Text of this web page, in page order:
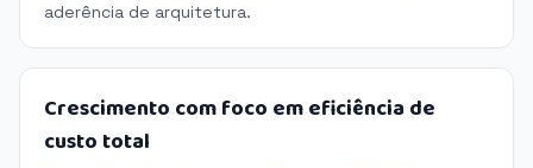
aderência de arquitetura.
Crescimento com foco em eficiência de
custo total